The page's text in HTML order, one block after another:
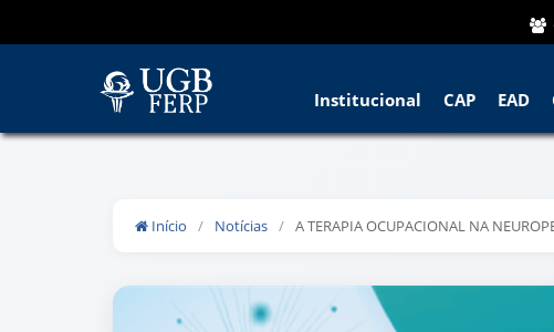
Institucional CAP EAD
Início / Notícias / A TERAPIA OCUPACIONAL NA